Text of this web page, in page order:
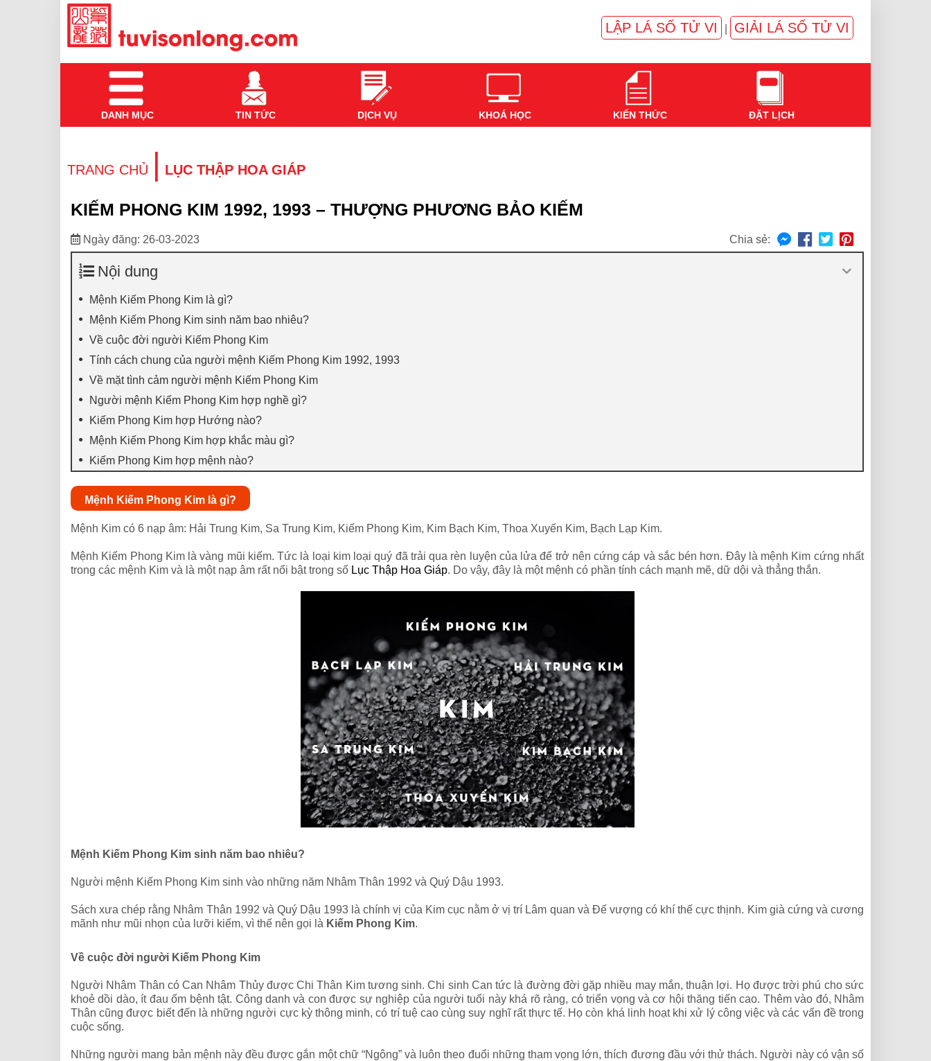
LẬP LÁ SỐ TỬ VI GIẢI LÁ SỐ TỬ VI
DANH MỤC TIN TỨC DỊCH VỤ KHOÁ HỌC KIẾN THỨC ĐẶT LỊCH
TRANG CHỦ | LỤC THẬP HOA GIÁP
KIẾM PHONG KIM 1992, 1993 – THƯỢNG PHƯƠNG BẢO KIẾM
Ngày đăng: 26-03-2023 Chia sẻ:
Nội dung
Mệnh Kiếm Phong Kim là gì?
Mệnh Kiếm Phong Kim sinh năm bao nhiêu?
Về cuộc đời người Kiếm Phong Kim
Tính cách chung của người mệnh Kiếm Phong Kim 1992, 1993
Về mặt tình cảm người mệnh Kiếm Phong Kim
Người mệnh Kiếm Phong Kim hợp nghề gì?
Kiếm Phong Kim hợp Hướng nào?
Mệnh Kiếm Phong Kim hợp khắc màu gì?
Kiếm Phong Kim hợp mệnh nào?
Mệnh Kiếm Phong Kim là gì?
Mệnh Kim có 6 nạp âm: Hải Trung Kim, Sa Trung Kim, Kiếm Phong Kim, Kim Bạch Kim, Thoa Xuyến Kim, Bạch Lạp Kim.
Mệnh Kiếm Phong Kim là vàng mũi kiếm. Tức là loại kim loại quý đã trải qua rèn luyện của lửa để trở nên cứng cáp và sắc bén hơn. Đây là mệnh Kim cứng nhất
trong các mệnh Kim và là một nạp âm rất nổi bật trong số Lục Thập Hoa Giáp. Do vậy, đây là một mệnh có phần tính cách mạnh mẽ, dữ dội và thẳng thắn.
Mệnh Kiếm Phong Kim sinh năm bao nhiêu?
Người mệnh Kiếm Phong Kim sinh vào những năm Nhâm Thân 1992 và Quý Dậu 1993.
Sách xưa chép rằng Nhâm Thân 1992 và Quý Dậu 1993 là chính vị của Kim cục nằm ở vị trí Lâm quan và Đế vượng có khí thế cực thịnh. Kim già cứng và cương
mãnh như mũi nhọn của lưỡi kiếm, vì thế nên gọi là Kiếm Phong Kim.
Về cuộc đời người Kiếm Phong Kim
Người Nhâm Thân có Can Nhâm Thủy được Chi Thân Kim tương sinh. Chi sinh Can tức là đường đời gặp nhiều may mắn, thuận lợi. Họ được trời phú cho sức
khoẻ dồi dào, ít đau ốm bệnh tật. Công danh và con được sự nghiệp của người tuổi này khá rõ ràng, có triển vọng và cơ hội thăng tiến cao. Thêm vào đó, Nhâm
Thân cũng được biết đến là những người cực kỳ thông minh, có trí tuệ cao cùng suy nghĩ rất thực tế. Họ còn khá linh hoạt khi xử lý công việc và các vấn đề trong
cuộc sống.
Những người mang bản mệnh này đều được gắn một chữ “Ngông” và luôn theo đuổi những tham vọng lớn, thích đương đầu với thử thách. Người này có vận số